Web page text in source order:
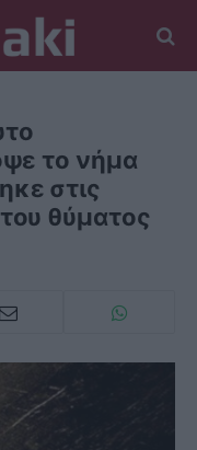
το νήμα
στις
θύματος